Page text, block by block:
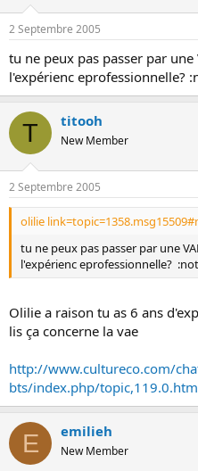
2 Septembre 2005
tu ne peux pas passer par
l'expérienc eprofessionnelle?
T titooh
New Member
2 Septembre 2005
olilie
tu ne peux pas passer par une
l'expérienc eprofessionnelle?
Olilie a raison tu as 6 ans
lis ça concerne la vae
http://www.cultureco.com/
bts/index.php/
E emilieh
New Member